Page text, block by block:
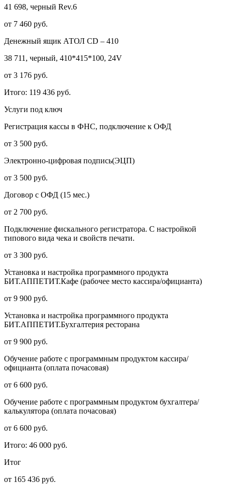
41 698, черный Rev.6
от 7 460 руб.
Денежный ящик АТОЛ CD – 410
38 711, черный, 410*415*100, 24V
от 3 176 руб.
Итого: 119 436 руб.
Услуги под ключ
Регистрация кассы в ФНС, подключение к ОФД
от 3 500 руб.
Электронно-цифровая подпись(ЭЦП)
от 3 500 руб.
Договор с ОФД (15 мес.)
от 2 700 руб.
Подключение фискального регистратора. С настройкой
типового вида чека и свойств печати.
от 3 300 руб.
Установка и настройка программного продукта
БИТ.АППЕТИТ.Кафе (рабочее место кассира/официанта)
от 9 900 руб.
Установка и настройка программного продукта
БИТ.АППЕТИТ.Бухгалтерия ресторана
от 9 900 руб.
Обучение работе с программным продуктом кассира/
официанта (оплата почасовая)
от 6 600 руб.
Обучение работе с программным продуктом бухгалтера/
калькулятора (оплата почасовая)
от 6 600 руб.
Итого: 46 000 руб.
Итог
от 165 436 руб.